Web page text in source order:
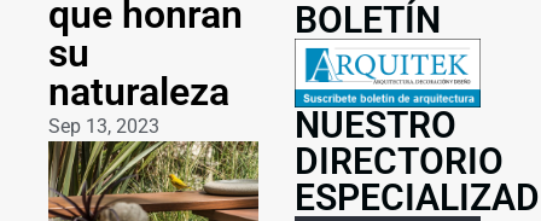
que honran
su
naturaleza
Sep 13, 2023
BOLETÍN
NUESTRO
DIRECTORIO